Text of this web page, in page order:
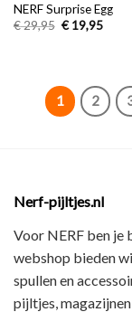
NERF Surprise Egg
€29,95 €19,95
1 2
Nerf-pijltjes.nl
Voor NERF ben je
webshop bieden
spullen en
pijltjes,